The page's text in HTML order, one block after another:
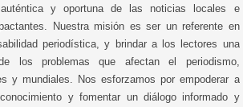
auténtica y oportuna de las noticias locales e
Nuestra misión es ser un referente en
periodística, y brindar a los lectores una
los problemas que afectan el periodismo,
y mundiales. Nos esforzamos por empoderar a
y fomentar un diálogo informado y